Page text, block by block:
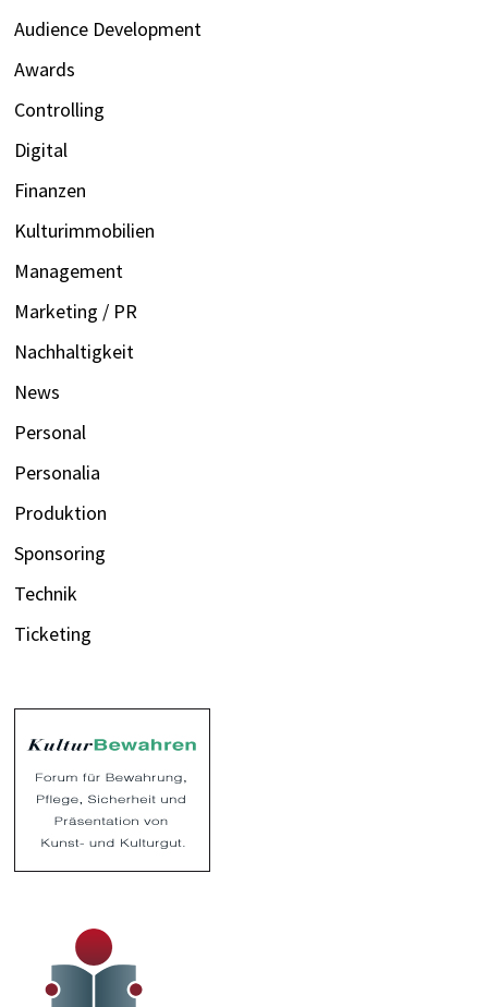
Audience Development
Awards
Controlling
Digital
Finanzen
Kulturimmobilien
Management
Marketing / PR
Nachhaltigkeit
News
Personal
Personalia
Produktion
Sponsoring
Technik
Ticketing